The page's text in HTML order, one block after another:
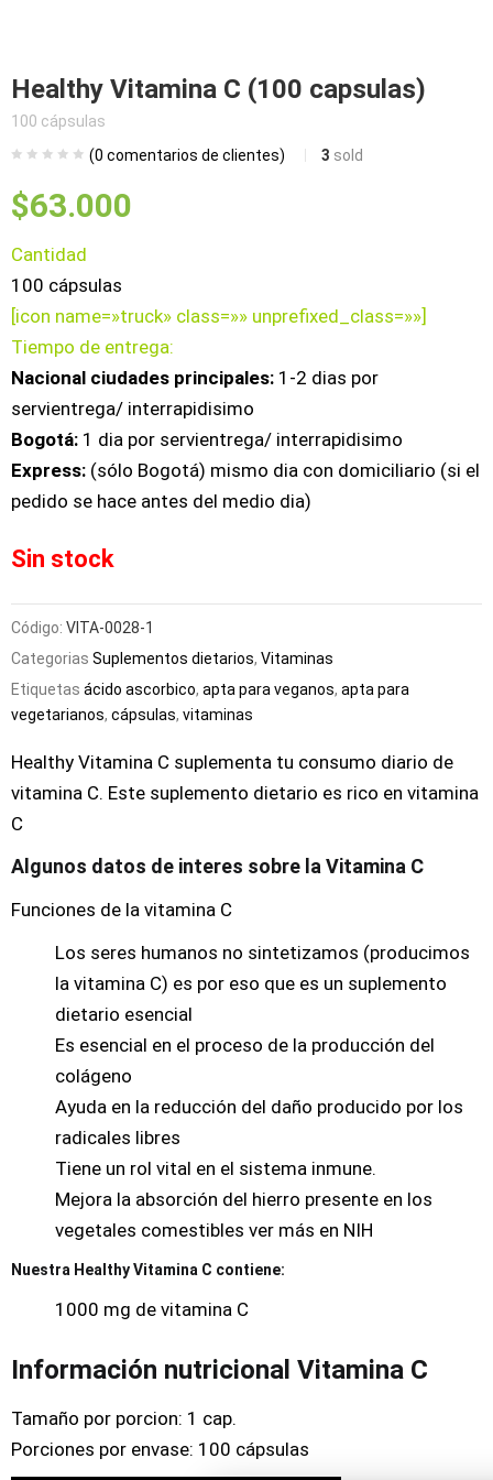
Healthy Vitamina C (100 capsulas)
100 cápsulas
(0 comentarios de clientes) 3 sold
$63.000
Cantidad
100 cápsulas
[icon name=»truck» class=»» unprefixed_class=»»]
Tiempo de entrega:
Nacional ciudades principales: 1-2 dias por
servientrega/ interrapidisimo
Bogotá: 1 dia por servientrega/ interrapidisimo
Express: (sólo Bogotá) mismo dia con domiciliario (si el
pedido se hace antes del medio dia)
Sin stock
Código: VITA-0028-1
Categorias Suplementos dietarios, Vitaminas
Etiquetas ácido ascorbico, apta para veganos, apta para
vegetarianos, cápsulas, vitaminas
Healthy Vitamina C suplementa tu consumo diario de
vitamina C. Este suplemento dietario es rico en vitamina
C
Algunos datos de interes sobre la Vitamina C
Funciones de la vitamina C
Los seres humanos no sintetizamos (producimos
la vitamina C) es por eso que es un suplemento
dietario esencial
Es esencial en el proceso de la producción del
colágeno
Ayuda en la reducción del daño producido por los
radicales libres
Tiene un rol vital en el sistema inmune.
Mejora la absorción del hierro presente en los
vegetales comestibles ver más en NIH
Nuestra Healthy Vitamina C contiene:
1000 mg de vitamina C
Información nutricional Vitamina C
Tamaño por porcion: 1 cap.
Porciones por envase: 100 cápsulas